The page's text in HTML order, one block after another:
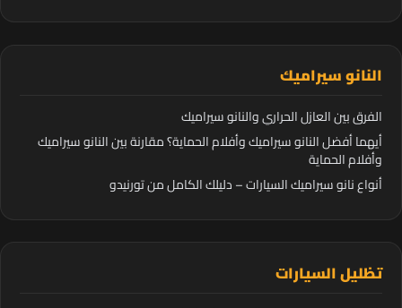
النانو سيراميك
الفرق بين العازل الحراري والنانو سيراميك
أيهما أفضل النانو سيراميك وأفلام الحماية؟ مقارنة بين النانو سيراميك
وأفلام الحماية
أنواع نانو سيراميك السيارات – دليلك الكامل من تورنيدو
تظليل السيارات